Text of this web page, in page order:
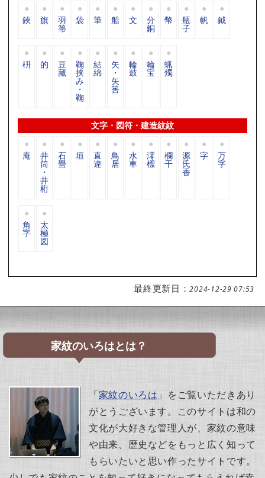
鋏 旗 羽
箒
袋 筆 船 文 分
銅
幣 瓶
子
帆 鉞
枡 的 豆
藏
鞠
挟
み
・
鞠
結
綿
矢
・
矢
筈
輪
鼓
輪
宝
蝋
燭
文字・図符・建造紋紋
庵 井
筒
・
井
桁
石
畳
垣 直
違
鳥
居
水
車
澪
標
欄
干
源
氏
香
字 万
字
角
字
太
極
図
最終更新日：2024-12-29 07:53
家紋のいろはとは？
「家紋のいろは 」をご覧いただきあり
がとうございます。このサイトは和の
文化が大好きな管理人が、家紋の意味
や由来、歴史などをもっと広く知って
もらいたいと思い作ったサイトです。